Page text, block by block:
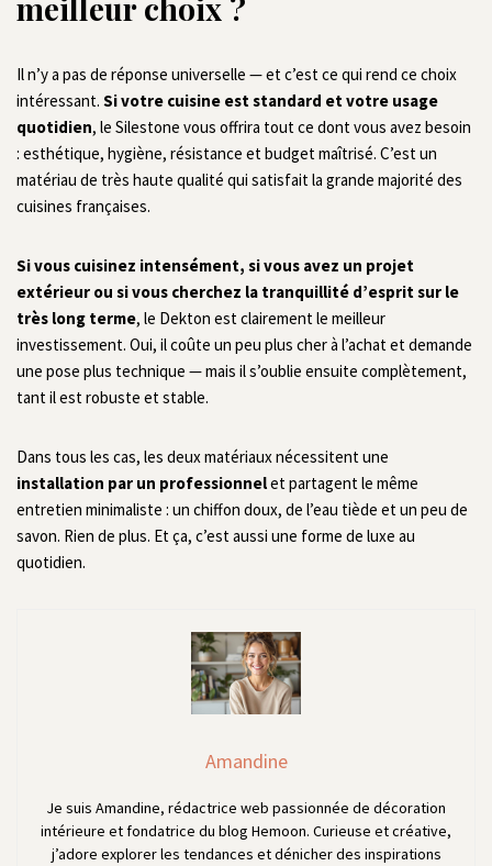
Il n’y a pas de réponse universelle — et c’est ce qui rend ce choix
intéressant. Si votre cuisine est standard et votre usage
quotidien, le Silestone vous offrira tout ce dont vous avez besoin
: esthétique, hygiène, résistance et budget maîtrisé. C’est un
matériau de très haute qualité qui satisfait la grande majorité des
cuisines françaises.
Si vous cuisinez intensément, si vous avez un projet
extérieur ou si vous cherchez la tranquillité d’esprit sur le
très long terme, le Dekton est clairement le meilleur
investissement. Oui, il coûte un peu plus cher à l’achat et demande
une pose plus technique — mais il s’oublie ensuite complètement,
tant il est robuste et stable.
Dans tous les cas, les deux matériaux nécessitent une
installation par un professionnelet partagent le même
entretien minimaliste : un chiffon doux, de l’eau tiède et un peu de
savon. Rien de plus. Et ça, c’est aussi une forme de luxe au
quotidien.
Amandine
Je suis Amandine, rédactrice web passionnée de décoration
intérieure et fondatrice du blog Hemoon. Curieuse et créative,
j’adore explorer les tendances et dénicher des inspirations